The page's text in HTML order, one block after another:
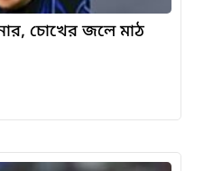
চোখের জলে মাঠ